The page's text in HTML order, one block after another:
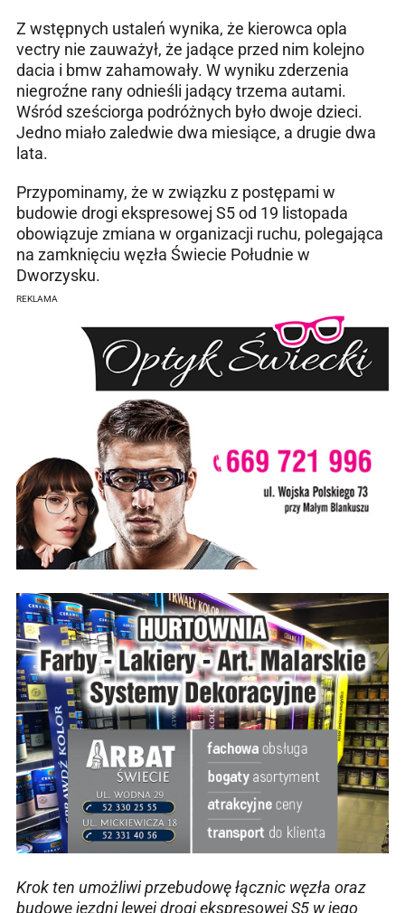
Z wstępnych ustaleń wynika, że kierowca opla
vectry nie zauważył, że jadące przed nim kolejno
dacia i bmw zahamowały. W wyniku zderzenia
niegroźne rany odnieśli jadący trzema autami.
Wśród sześciorga podróżnych było dwoje dzieci.
Jedno miało zaledwie dwa miesiące, a drugie dwa
lata.
Przypominamy, że w związku z postępami w
budowie drogi ekspresowej S5 od 19 listopada
obowiązuje zmiana w organizacji ruchu, polegająca
na zamknięciu węzła Świecie Południe w
Dworzysku.
REKLAMA
Krok ten umożliwi przebudowę łącznic węzła oraz
budowę jezdni lewej drogi ekspresowej S5 w jego